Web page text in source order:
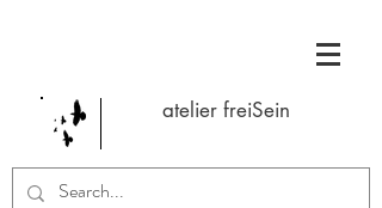
atelier freiSein